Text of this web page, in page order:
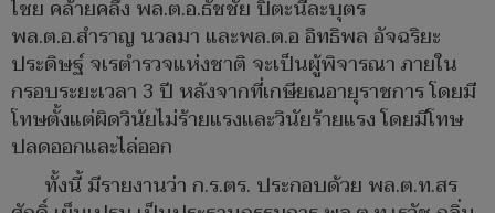
ไชย คล้ายคลึง พล.ต.อ.ธัชชัย ปิตะนีละบุตร
พล.ต.อ.สำราญ นวลมา และพล.ต.อ อิทธิพล อัจฉริยะ
ประดิษฐ์ จเรตำรวจแห่งชาติ จะเป็นผู้พิจารณา ภายใน
กรอบระยะเวลา 3 ปี หลังจากที่เกษียณอายุราชการ โดยมี
โทษตั้งแต่ผิดวินัยไม่ร้ายแรงและวินัยร้ายแรง โดยมีโทษ
ปลดออกและไล่ออก
ทั้งนี้ มีรายงานว่า ก.ร.ตร. ประกอบด้วย พล.ต.ท.สร